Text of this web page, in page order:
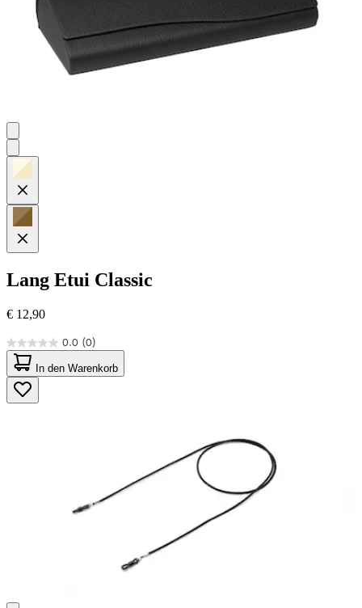
Lang Etui Classic
€ 12,90
0.0 (0)
0.0
von
5
Sternen.
In den Warenkorb